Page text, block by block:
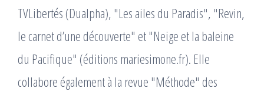
TVLibertés (Dualpha), "Les ailes du Paradis", "Revin,
le carnet d’une découverte" et "Neige et la baleine
du Pacifique" (éditions mariesimone.fr). Elle
collabore également à la revue "Méthode" des